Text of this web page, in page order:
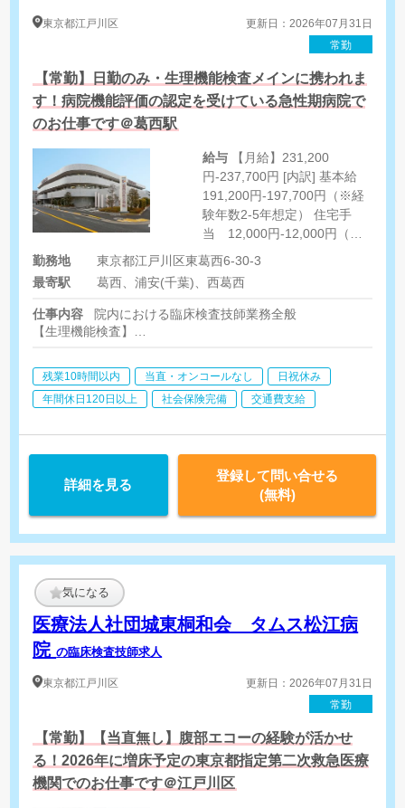
東京都江戸川区
更新日：2026年07月31日
常勤
【常勤】日勤のみ・生理機能検査メインに携われま
す！病院機能評価の認定を受けている急性期病院で
のお仕事です＠葛西駅
給与
円-237,700円 [内訳] 基本給
191,200円-197,700円（※経
験年数2-5年想定） 住宅手
当 12,000円-12,000円（規
定該当の場合） 職務手当
18,000円-18,000円 調整手
当 10,000円-10,000円 ※固
定残業代 無し ※時間外手
勤務地
東京都江戸川区東葛西6-30-3
最寄駅
葛西、浦安(千葉)、西葛西
仕事内容
院内における臨床検査技師業務全般
【生理機能検査】
【エコー】
腹部、心臓、甲状腺、頸動脈、下肢
※検体検査はすべて外注
残業10時間以内 当直・オンコールなし
日祝休み
年間休日120日以上
社会保険完備 交通費支給
詳細を見る
登録して問い合せる
(無料)
気になる
医療法人社団城東桐和会 タムス松江病
院の臨床検査技師求人
東京都江戸川区
更新日：2026年07月31日
常勤
【常勤】【当直無し】腹部エコーの経験が活かせ
る！2026年に増床予定の東京都指定第二次救急医療
機関でのお仕事です＠江戸川区